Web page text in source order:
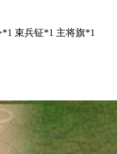
束兵钲*1 主将旗*1